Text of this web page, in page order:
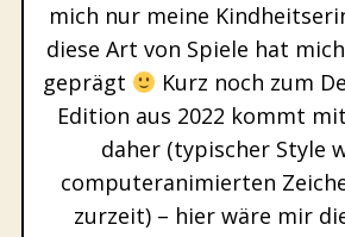
mich nur meine
diese Art von Spiele hat
geprägt
Kurz noch zum
Edition aus 2022 kommt
daher (typischer Style
computeranimierten
zurzeit) – hier wäre mir